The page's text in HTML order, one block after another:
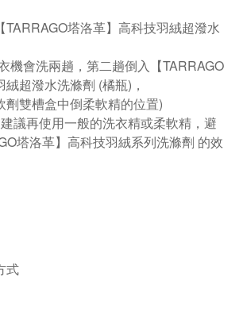
TARRAGO塔洛革】高科技羽絨超潑水
機會洗兩趟，第二趟倒入【TARRAGO
超潑水洗滌劑 (橘瓶)，
劑雙槽盒中倒柔軟精的位置)
議再使用一般的洗衣精或柔軟精，避
塔洛革】高科技羽絨系列洗滌劑 的效
式